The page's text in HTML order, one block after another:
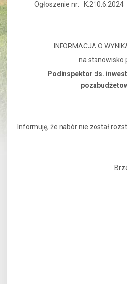
Ogłoszenie nr:
INFORMACJA O
na stanowisko
Podinspektor ds.
Informuję, że nabór nie został